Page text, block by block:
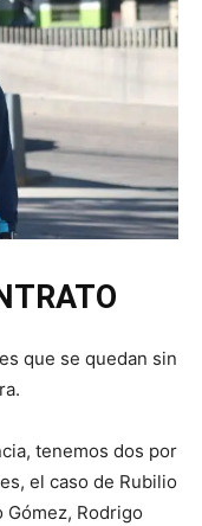
que se quedan sin
tenemos dos por
el caso de Rubilio
Rodrigo